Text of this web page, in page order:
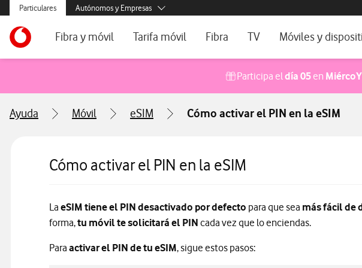
Menús secundarios. Enlace a particulares, empresas y autónomos, ayuda e idioma
Particulares
Menus de segmentación para empresas y autónomos
Autónomos y Empresas
Pymes
Ir a la pagina principal de vodafone.es
Fibra y móvil
Tarifas Fibra y Móvil
Tarifas Fibra y 2 Móvil
Configura tu tarifa
Tarifa móvil
Tarifas móvil prepago
Fibra
Tarifas de fibra
Internet portátil 5G
Consulta Cobertura
TV
Vodafone TV
Móviles y
Móviles
Imagen y Sonido
Ver todos
Participa eldía 05 en
Ayuda Móvil eSIM Cómo activar el PIN en la eSIM
Cómo activar el PIN en la eSIM
La eSIM tiene el PIN desactivado por defecto para que sea más fácil de
forma,tu móvil te solicitará el PIN cada vez que lo enciendas.
Para activar el PIN de tu eSIM, sigue estos pasos: